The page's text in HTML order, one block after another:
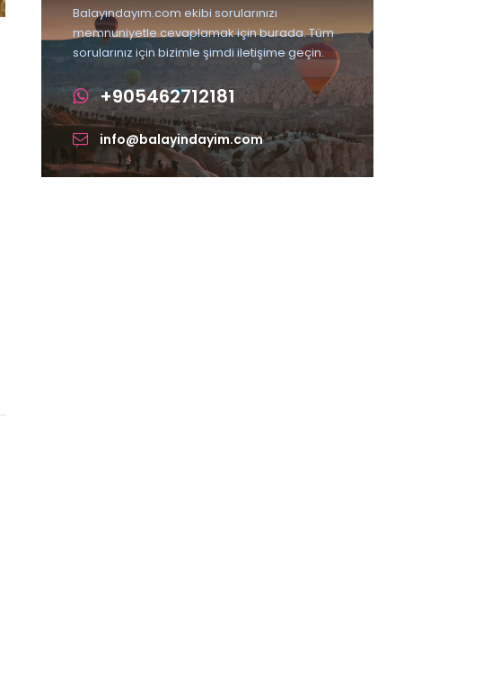
Balayındayım.com ekibi sorularınızı
memnuniyetle cevaplamak için burada. Tüm
sorularınız için bizimle şimdi iletişime geçin.
+905462712181
info@balayindayim.com